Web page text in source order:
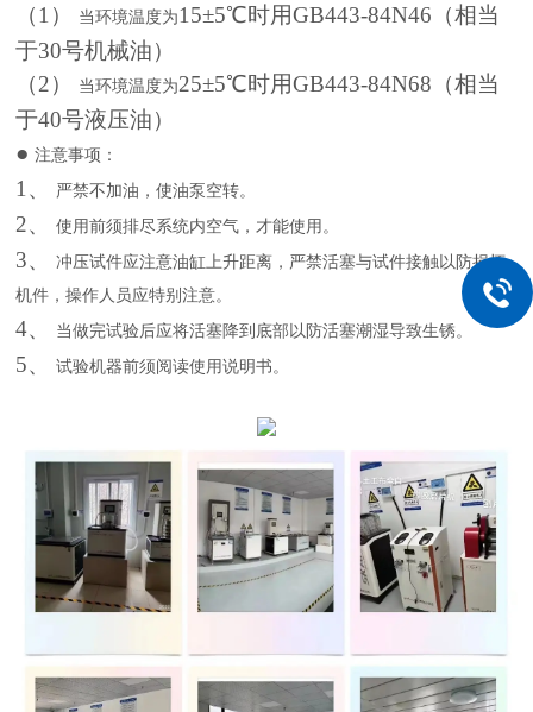
（1） 当环境温度为1 5±5℃时用GB443-84N46（相当
于30号机械油）
（2）
当环境温度为25±5℃时用GB443-84N68（相当
于40号液压油）
● 注意事项：
1、 严禁不加油，使油泵空转。
2、使用前须排尽系统内空气，才能使用。
3、冲压试件应注意油缸上升距离，严禁活塞与试件接触以防损坏
机件，操作人员应特别注意。
4、 当做完试验后应将活塞降到底部以防活塞潮湿导致生锈。
5、试验机器前须阅读使用说明书。